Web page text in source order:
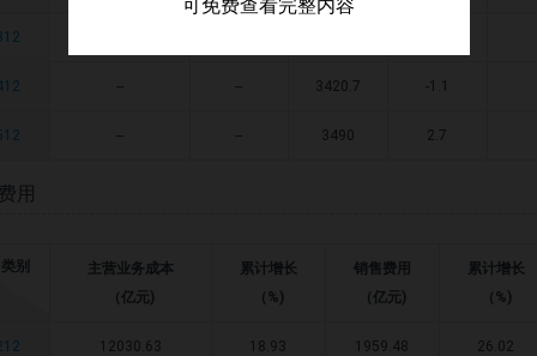
-- -- 3420.7 -1.1
-- -- 3490 2.7
用
类别
主营业务成本
（亿元)
累计增长
（%)
销售费用
（亿元)
累计增长
（%)
12030.63 18.93 1959.48 26.02
可免费查看完整内容